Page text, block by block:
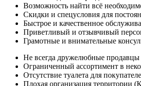
Возможность найти всё
Скидки и спецусловия для
Быстрое и качественное
Приветливый и отзывчивый
Грамотные и внимательные
Не всегда дружелюбные продавцы
Ограниченный ассортимент в
Отсутствие туалета для
Плохая организация территории